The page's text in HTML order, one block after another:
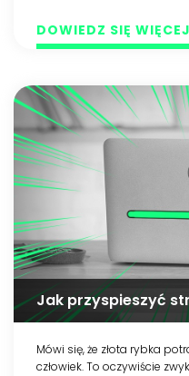
DOWIEDZ SIĘ WIĘCEJ
Jak przyspieszyć
Mówi się, że złota rybka
człowiek. To oczywiście